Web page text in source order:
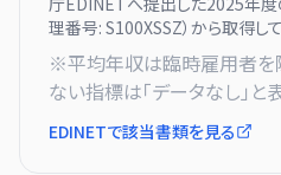
理番号: S100XSSZ）から取得し
※平均年収は臨時雇用者を
ない指標は「データなし」と
EDINETで該当書類を見る